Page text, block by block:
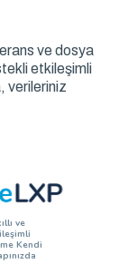
ve dosya
etkileşimli
verileriniz
ve
Kendi